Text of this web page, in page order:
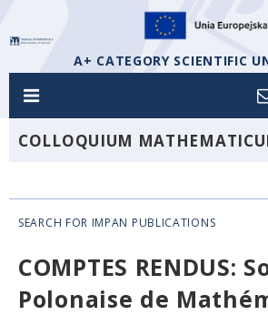
A+ CATEGORY SCIENTIFIC
COLLOQUIUM
SEARCH FOR IMPAN PUBLICATIONS
COMPTES RENDUS:
Polonaise de